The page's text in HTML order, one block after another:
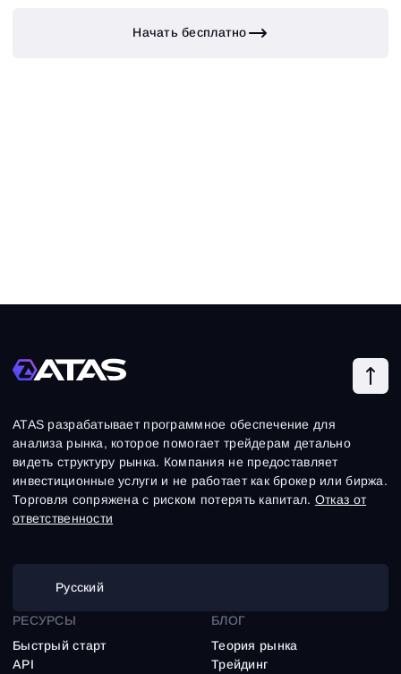
Начать бесплатно
ATAS разрабатывает программное обеспечение для
анализа рынка, которое помогает трейдерам детально
видеть структуру рынка. Компания не предоставляет
инвестиционные услуги и не работает как брокер или биржа.
Торговля сопряжена с риском потерять капитал. Отказ от
ответственности
Русский
РЕСУРСЫ
Быстрый старт
API
БЛОГ
Теория рынка
Трейдинг